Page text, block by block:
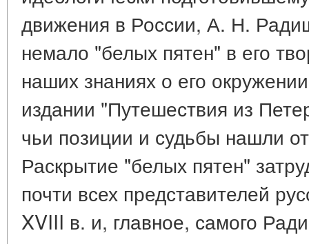
движения в России, А. Н.
немало "белых пятен" в его
наших знаниях о его
издании "Путешествия из
чьи позиции и судьбы нашли
Раскрытие "белых пятен"
почти всех представителей
XVIII в. и, главное, самого